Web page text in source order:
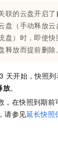
联的云盘开启了
盘（手动释放
盘）时，即使
释放而提前删除。
3 天开始，快照
放。
，在快照到期前
请参见延长快照